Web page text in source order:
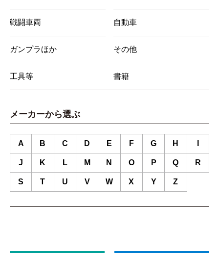
戦闘車両 自動車
ガンプラほか その他
工具等 書籍
メーカーから選ぶ
A B C D E F G H
J K L M N O P Q R
S T U V W X Y Z